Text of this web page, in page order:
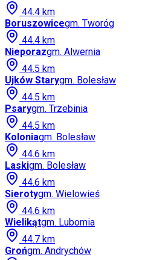
44.4 km
Boruszowicegm. Tworóg
44.4 km
Nieporazgm. Alwernia
44.5 km
Ujków Starygm. Bolesław
44.5 km
Psarygm. Trzebinia
44.5 km
Koloniagm. Bolesław
44.6 km
Laskigm. Bolesław
44.6 km
Sierotygm. Wielowieś
44.6 km
Wielikątgm. Lubomia
44.7 km
Grońgm. Andrychów